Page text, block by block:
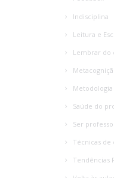
Indisciplina
Leitura e
Lembrar do
Metodologia
Saúde do
Ser
Técnicas de
Tendências